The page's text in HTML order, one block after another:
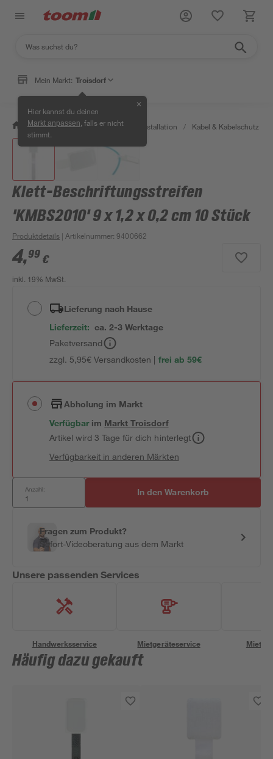
Mein Markt: Troisdorf
Hier kannst du deinen
Markt anpassen , falls er nicht
stimmt.
✕
/ Bauen & Renovieren / Elektroinstallation / Kabel & Kabelschutz
Klett-Beschriftungsstreifen
'KMBS2010' 9 x 1,2 x 0,2 cm 10 Stück
Produktdetails | Artikelnummer:9400662
4,99 €
inkl. 19% MwSt.
Lieferung nach Hause
Lieferzeit: ca. 2-3 Werktage
Paketversand
zzgl. 5,95€ Versandkosten | frei ab 59€
Abholung im Markt
Verfügbar im MarktTroisdorf
Artikel wird 3 Tage für dich hinterlegt
Verfügbarkeit in anderen Märkten
Anzahl: In den Warenkorb
Fragen zum Produkt?
Sofort-Videoberatung aus dem Markt
Unsere passenden Services
Handwerksservice Mietgeräteservice
Häufig dazu gekauft